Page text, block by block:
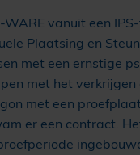
vanuit een
Plaatsing en
met een ernstige
met het verkrijgen
met een
er een contract.